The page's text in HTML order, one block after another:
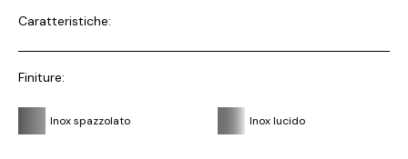
Caratteristiche:
Finiture:
Inox spazzolato Inox lucido